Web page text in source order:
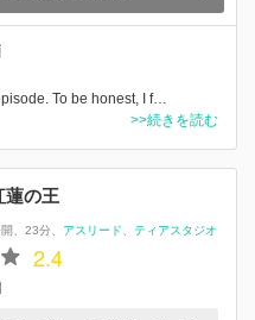
To be honest, I f…
>>続きを読む
蓮の王
23分 アスリード ティアスタジオ
2.4